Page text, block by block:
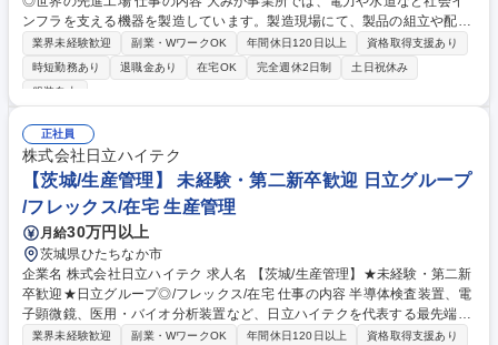
ンフラを支える機器を製造しています。製造現場にて、製品の組立や配
線、部品の取り付けなどの作業をご担当いただきます。 ＜具体的な作業例
＞ ■電線を指定の長さに切る、表面のカバーをはがす作業 ■端子（電線の
先端パーツ）を工具で取り付ける作業 ■電線に番号やラベルを付ける作業
すので、未経験の方でも安心して始められます。 ※業務内容は、ご経験・
スキルや面接時の希望を踏まえて決定します。 募集職種 【49】【障がい
者採用/茨城】製造業務 ◎世界の先進工場
業界未経験歓迎 副業・WワークOK 年間休日120日以上
資格取得支援あり
時短勤務あり
退職金あり 在宅OK 完全週休2日制
土日祝休み
服装自由
正社員
株式会社日立ハイテク
【茨城/生産管理】 未経験・第二新卒歓迎 日立グループ
/フレックス/在宅 生産管理
月給30万円以上
茨城県ひたちなか市
企業名 株式会社日立ハイテク 求人名 【茨城/生産管理】★未経験・第二新
卒歓迎★日立グループ◎/フレックス/在宅 仕事の内容 半導体検査装置、電
子顕微鏡、医用・バイオ分析装置など、日立ハイテクを代表する最先端装
置の生産管理を担当します。入社後2～3年は基礎からじっくり育成するた
業界未経験歓迎 副業・WワークOK 年間休日120日以上
資格取得支援あり